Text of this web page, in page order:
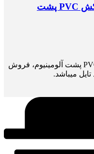
تایل گچی طرح یاقوت60*60 روکش PVC پشت
تایل گچی طرح یاقوت 60*60 روکش PVC پشت آلومینیوم، فروش